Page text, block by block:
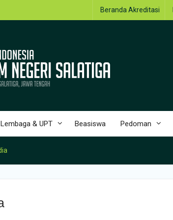
Beranda Akreditasi
Lembaga & UPT Beasiswa Pedoman